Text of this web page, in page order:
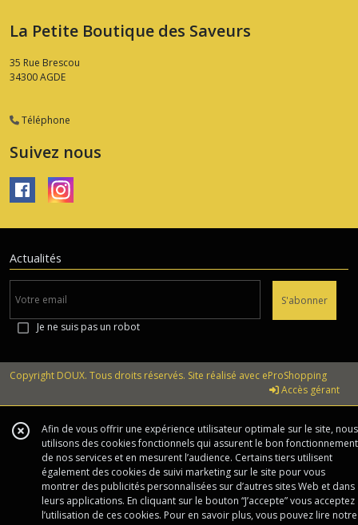
La Petite Boutique des Saveurs
35 Rue Brescou
34300AGDE
Téléphone
Suivez nous
Actualités
S'abonner
Je ne suis pas un robot
Copyright DOUX. Tous droits réservés. Site réalisé avec eProShopping
Accès gérant
Afin de vous offrir une expérience utilisateur optimale sur le site, nous
utilisons des cookies fonctionnels qui assurent le bon fonctionnement
de nos services et en mesurent l’audience. Certains tiers utilisent
également des cookies de suivi marketing sur le site pour vous
montrer des publicités personnalisées sur d’autres sites Web et dans
leurs applications. En cliquant sur le bouton “J’accepte” vous acceptez
l’utilisation de ces cookies. Pour en savoir plus, vous pouvez lire notre